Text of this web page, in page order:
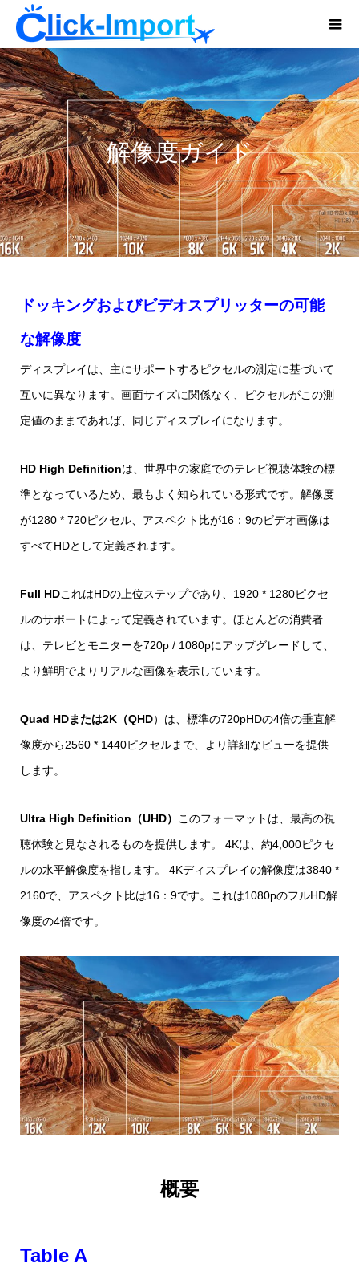
解像度ガイド
ドッキングおよびビデオスプリッターの可能
な解像度
ディスプレイは、主にサポートするピクセルの測定に基づいて
互いに異なります。画面サイズに関係なく、ピクセルがこの測
定値のままであれば、同じディスプレイになります。
HD High Definitionは、世界中の家庭でのテレビ視聴体験の標
準となっているため、最もよく知られている形式です。解像度
が1280 * 720ピクセル、アスペクト比が16：9のビデオ画像は
すべてHDとして定義されます。
Full HDこれはHDの上位ステップであり、1920 * 1280ピクセ
ルのサポートによって定義されています。ほとんどの消費者
は、テレビとモニターを720p / 1080pにアップグレードして、
より鮮明でよりリアルな画像を表示しています。
Quad HDまたは2K（QHD）は、標準の720pHDの4倍の垂直解
像度から2560 * 1440ピクセルまで、より詳細なビューを提供
します。
Ultra High Definition（UHD）
このフォーマットは、最高の視
聴体験と見なされるものを提供します。 4Kは、約4,000ピクセ
ルの水平解像度を指します。 4Kディスプレイの解像度は3840 *
2160で、アスペクト比は16：9です。これは1080pのフルHD解
像度の4倍です。
概要
Table A